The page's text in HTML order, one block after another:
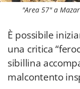
"Area 57" a
È possibile
una critica
sibillina
malcontento